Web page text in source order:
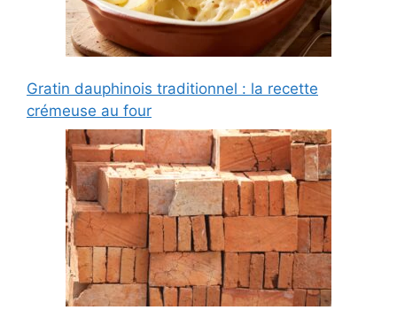
Gratin dauphinois traditionnel : la recette
crémeuse au four